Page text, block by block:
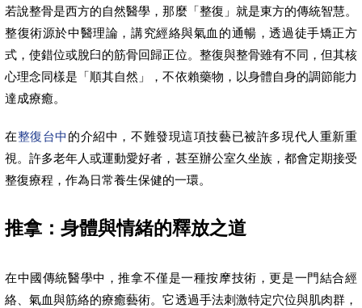
若說整骨是西方的自然醫學，那麼「整復」就是東方的傳統智慧。
整復術源於中醫理論，講究經絡與氣血的通暢，透過徒手矯正方
式，使錯位或脫臼的筋骨回歸正位。整復與整骨雖有不同，但其核
心理念同樣是「順其自然」，不依賴藥物，以身體自身的調節能力
達成療癒。
在整復台中 的介紹中，不難發現這項技藝已被許多現代人重新重
視。許多老年人或運動愛好者，甚至辦公室久坐族，都會定期接受
整復療程，作為日常養生保健的一環。
推拿：身體與情緒的釋放之道
在中國傳統醫學中，推拿不僅是一種按摩技術，更是一門結合經
絡、氣血與筋絡的療癒藝術。它透過手法刺激特定穴位與肌肉群，